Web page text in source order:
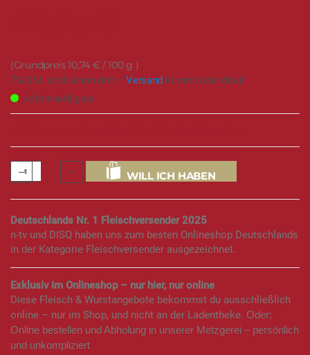
10,74 €/ 100 g
7% USt. sind schon drin –Versand kommt obendrauf.
sofort verfügbar
WILL ICH HABEN
Deutschlands Nr. 1 Fleischversender 2025
n-tv und DISQ haben uns zum besten Onlineshop Deutschlands
in der Kategorie Fleischversender ausgezeichnet.
Exklusiv im Onlineshop – nur hier, nur online
Diese Fleisch & Wurstangebote bekommst du ausschließlich
online – nur im Shop, und nicht an der Ladentheke. Oder:
Online bestellen und Abholung in unserer Metzgerei – persönlich
und unkompliziert